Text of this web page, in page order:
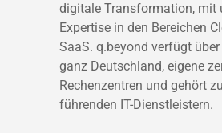
digitale Transformation, mit
Expertise in den Bereichen
SaaS. q.beyond verfügt
ganz Deutschland, eigene
Rechenzentren und gehört
führenden IT-Dienstleistern.